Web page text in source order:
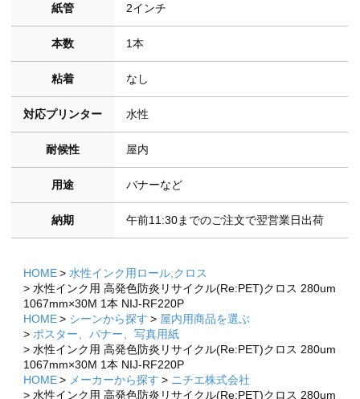
紙管 2インチ
本数 1本
粘着 なし
対応プリンター 水性
耐候性 屋内
用途 バナーなど
納期 午前11:30までのご注文で翌営業日出荷
HOME
水性インク用ロール,クロス
水性インク用 高発色防炎リサイクル(Re:PET)クロス 280um
1067mm×30M 1本 NIJ-RF220P
HOME
シーンから探す
屋内用商品を選ぶ
ポスター、バナー、写真用紙
水性インク用 高発色防炎リサイクル(Re:PET)クロス 280um
1067mm×30M 1本 NIJ-RF220P
HOME
メーカーから探す
ニチエ株式会社
水性インク用 高発色防炎リサイクル(Re:PET)クロス 280um